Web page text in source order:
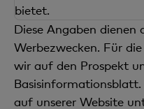
Diese Informationen
Auszahlung in der App
Hinweis: Eine direkte
oder eine
nicht möglich, da dies
bietet.
Diese Angaben dienen
Werbezwecken. Für
wir auf den Prospekt
auf unserer Website